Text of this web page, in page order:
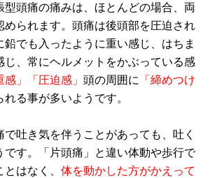
型頭痛の痛みは、ほとんどの場合、両
められます。頭痛は後頭部を圧迫され
鉛でも入ったように重い感じ、はちま
じ、常にヘルメットをかぶっている感
感」「圧迫感」 頭の周囲に 「締めつけ
れる事が多いようです。
吐き気を伴うことがあっても、吐く
です。「片頭痛」と違い体動や歩行で
はなく、 体を動かした方がかえって